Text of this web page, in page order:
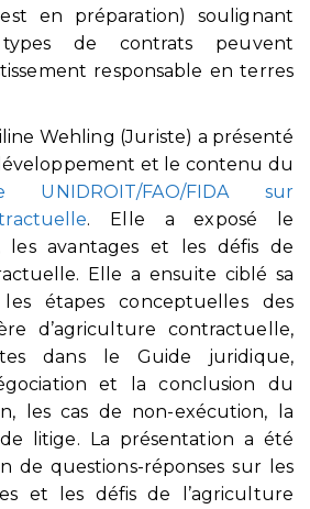
en préparation) soulignant
de contrats peuvent
responsable en terres
Wehling (Juriste) a présenté
et le contenu du
UNIDROIT/FAO/FIDA sur
. Elle a exposé le
les avantages et les défis de
Elle a ensuite ciblé sa
étapes conceptuelles des
d’agriculture contractuelle,
dans le Guide juridique,
et la conclusion du
les cas de non-exécution, la
litige. La présentation a été
de questions-réponses sur les
et les défis de l’agriculture